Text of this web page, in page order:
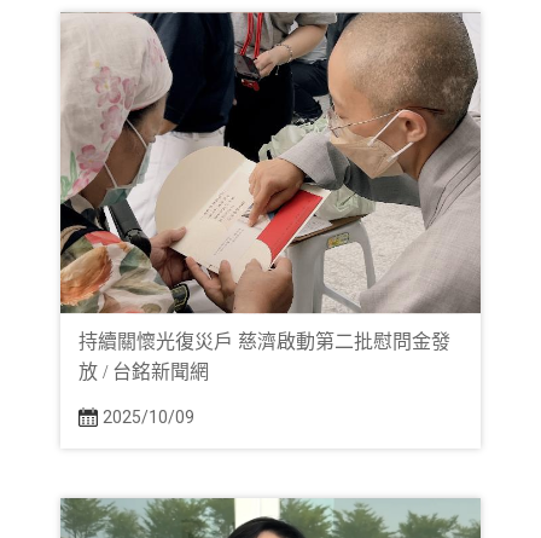
持續關懷光復災戶 慈濟啟動第二批慰問金發
放 / 台銘新聞網
2025/10/09